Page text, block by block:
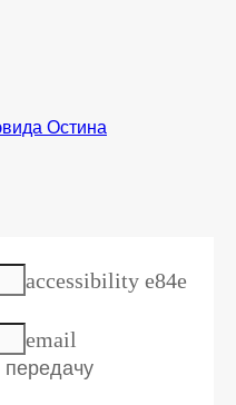
Остина
accessibility e84e
email
передачу